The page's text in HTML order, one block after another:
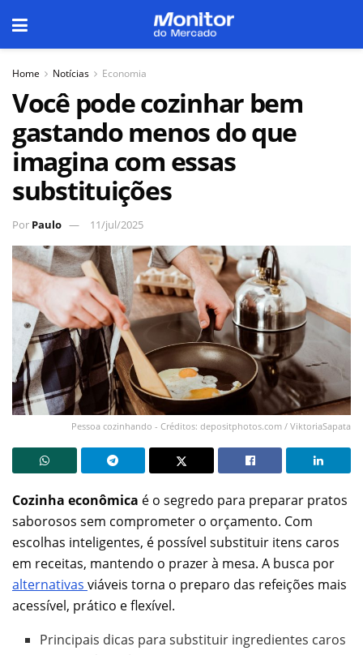
Home Notícias Economia
Você pode cozinhar bem
gastando menos do que
imagina com essas
substituições
Por Paulo 11/jul/2025
Pessoa cozinhando - Créditos: depositphotos.com / ViktoriaSapata
Cozinha econômica é o segredo para preparar pratos
saborosos sem comprometer o orçamento. Com
escolhas inteligentes, é possível substituir itens caros
em receitas, mantendo o prazer à mesa. A busca por
alternativas viáveis torna o preparo das refeições mais
acessível, prático e flexível.
Principais dicas para substituir ingredientes caros